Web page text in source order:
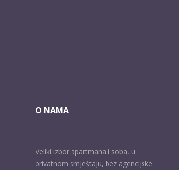
O NAMA
Veliki izbor apartmana i soba, u
privatnom smještaju, bez agencijske